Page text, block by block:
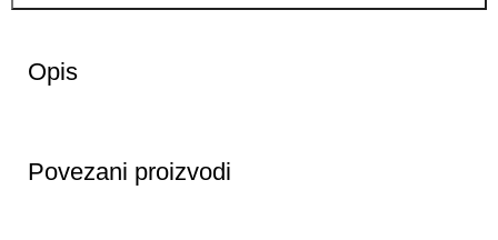
Opis
Povezani proizvodi